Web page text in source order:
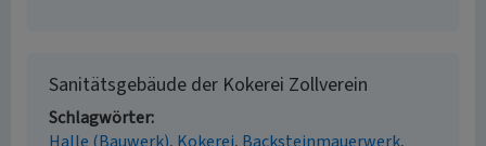
Sanitätsgebäude der Kokerei Zollverein
Schlagwörter